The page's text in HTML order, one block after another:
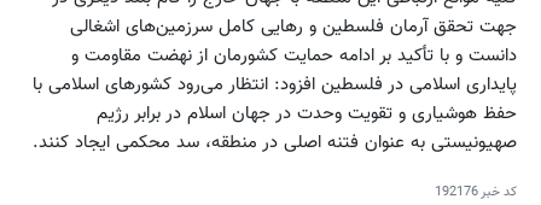
جهت تحقق آرمان فلسطین و رهایی کامل سرزمین‌های اشغالی
دانست و با تأکید بر ادامه حمایت کشورمان از نهضت مقاومت و
پایداری اسلامی در فلسطین افزود: انتظار می‌رود کشورهای اسلامی با
حفظ هوشیاری و تقویت وحدت در جهان اسلام در برابر رژیم
صهیونیستی به عنوان فتنه اصلی در منطقه، سد محکمی ایجاد کنند.
کد خبر192176